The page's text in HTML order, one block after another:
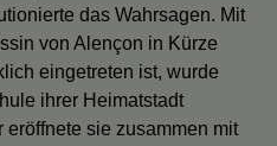
das Wahrsagen. Mit
von Alençon in Kürze
eingetreten ist, wurde
ihrer Heimatstadt
sie zusammen mit